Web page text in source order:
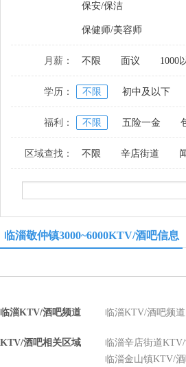
保安/保洁
保健师/美容师
月薪： 不限 面议 1000
学历： 不限 初中及以下
福利： 不限 五险一金
区域查找： 不限 辛店街道
临淄敬仲镇3000~6000KTV/酒吧信息
临淄KTV/酒吧频道 临淄KTV/酒吧频
KTV/酒吧相关区域 临淄辛店街道
临淄金山镇KTV/